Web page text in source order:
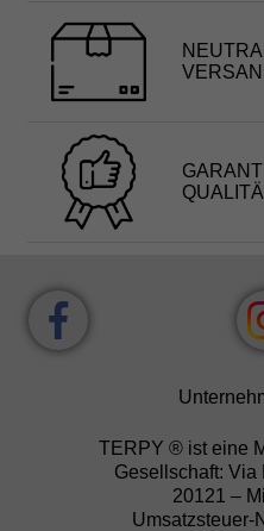
TERPY ® ist eine
Gesellschaft: Via
20121 –
Umsatzsteuer-